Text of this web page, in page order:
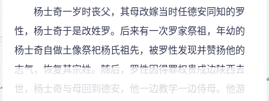
杨士奇一岁时丧父，其母改嫁当时任德安同知的罗
性，杨士奇于是改姓罗。后来有一次罗家祭祖，年幼的
杨士奇自做土像祭祀杨氏祖先，被罗性发现并赞扬他的
志气，恢复其宗姓。随后，罗性因得罪权贵戍边陕西去
世，杨士奇与母回到德安，他一边教学一边侍母。他游